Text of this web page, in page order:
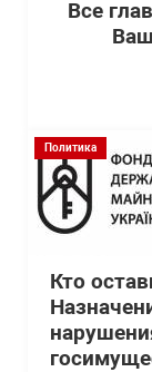
Все
Политика
Кто